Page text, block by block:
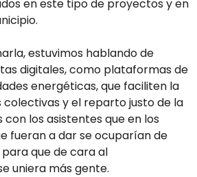
en este tipo de proyectos y en
estuvimos hablando de
digitales, como plataformas de
energéticas, que faciliten la
colectivas y el reparto justo de la
los asistentes que en los
fueran a dar se ocuparían de
que de cara al
uniera más gente.